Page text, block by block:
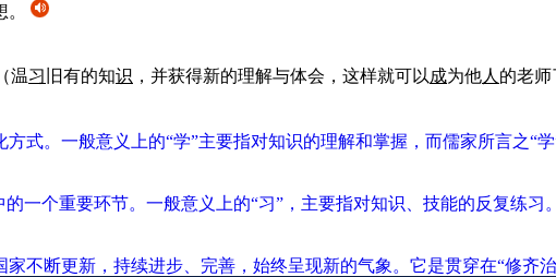
。
温习 旧有的知识 ，并获得新的理解与体会，这样就可以 成为他人 的老师
式。一般意义上的“学”主要指对知识的理解和掌握，而儒家所言之“
一个重要环节。一般意义上的“习”，主要指对知识、技能的反复练
不断更新，持续进步、完善，始终呈现新的气象。它是贯穿在“修齐